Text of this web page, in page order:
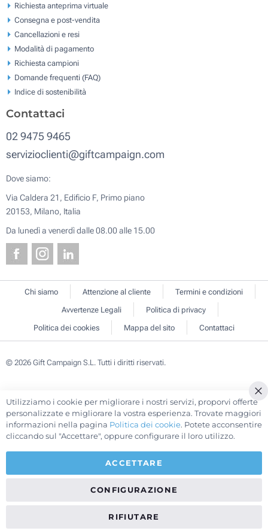
Richiesta anteprima virtuale
Consegna e post-vendita
Cancellazioni e resi
Modalità di pagamento
Richiesta campioni
Domande frequenti (FAQ)
Indice di sostenibilità
Contattaci
02 9475 9465
servizioclienti@giftcampaign.com
Dove siamo:
Via Caldera 21, Edificio F, Primo piano
20153, Milano, Italia
Da lunedì a venerdì dalle 08.00 alle 15.00
Chi siamo Attenzione al cliente
Termini e condizioni
Avvertenze Legali
Politica di privacy
Politica dei cookies
Mappa del sito Contattaci
© 2026 Gift Campaign S.L. Tutti i diritti riservati.
Utilizziamo i cookie per migliorare i nostri servizi, proporvi offerte
personalizzate e migliorare la vostra esperienza. Trovate maggiori
informazioni nella pagina Politica dei cookie. Potete acconsentire
cliccando sul "Accettare", oppure configurare il loro utilizzo.
ACCETTARE
CONFIGURAZIONE
RIFIUTARE